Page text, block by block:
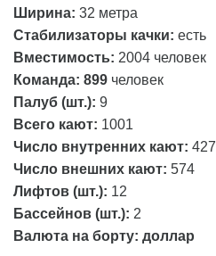
Ширина: 32 метра
Стабилизаторы качки: есть
Вместимость: 2004 человек
Команда: 899 человек
Палуб (шт.): 9
Всего кают: 1001
Число внутренних кают: 427
Число внешних кают: 574
Лифтов (шт.): 12
Бассейнов (шт.): 2
Валюта на борту: доллар